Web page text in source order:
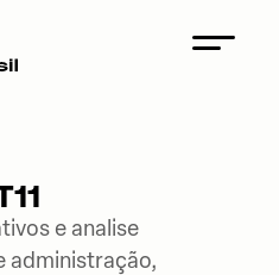
e analise
administração,